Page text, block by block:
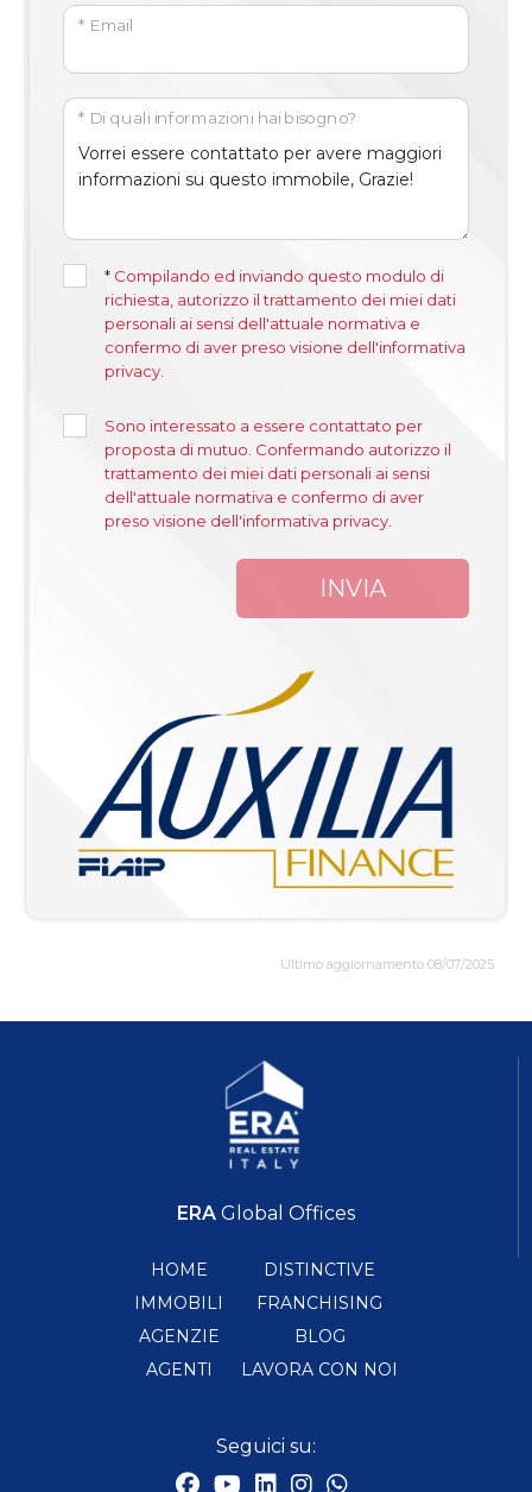
* Email
* Di quali informazioni hai bisogno?
* Compilando ed inviando questo modulo di
richiesta, autorizzo il trattamento dei miei dati
personali ai sensi dell'attuale normativa e
confermo di aver preso visione dell'informativa
privacy.
Sono interessato a essere contattato per
proposta di mutuo. Confermando autorizzo il
trattamento dei miei dati personali ai sensi
dell'attuale normativa e confermo di aver
preso visione dell'informativa privacy.
INVIA
Ultimo aggiornamento 08/07/2025
ERAGlobal Offices
HOME
IMMOBILI
AGENZIE
AGENTI
DISTINCTIVE
FRANCHISING
BLOG
LAVORA CON NOI
Seguici su: